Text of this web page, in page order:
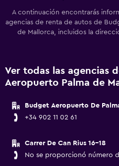
A continuación encontrarás
agencias de renta de autos de
de Mallorca, incluidos la
Ver todas las agencias
Aeropuerto Palma de
Budget Aeropuerto De
+34 902 11 02 61
Carrer De Can Rius 16-18
No se proporcionó número